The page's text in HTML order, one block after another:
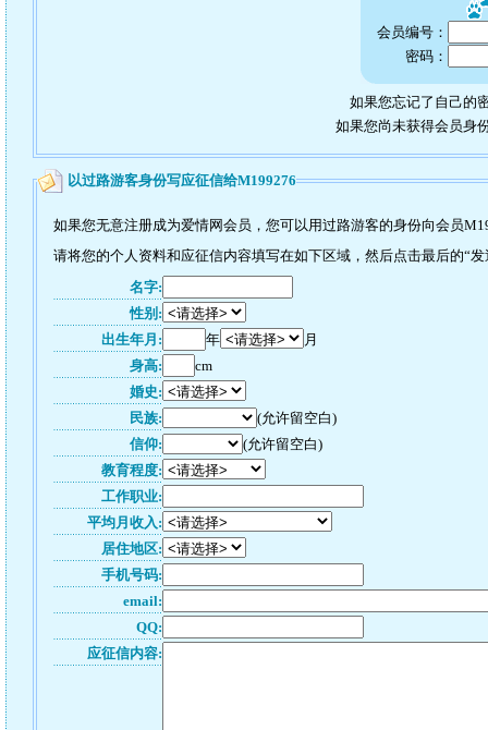
会员编号：
密码：
如果您忘记了自己的
如果您尚未获得会员身
以过路游客身份写应征信给M199276
如果您无意注册成为爱情网会员，您可以用过路游客的身份向会员
请将您的个人资料和应征信内容填写在如下区域，然后点击最后的“
名字:
性别:
出生年月:
年
月
身高:
cm
婚史:
民族:
(允许留空白)
信仰:
(允许留空白)
教育程度:
工作职业:
平均月收入:
居住地区:
手机号码:
email:
QQ:
应征信内容: